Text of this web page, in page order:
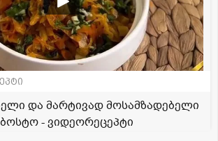
და მარტივად მოსამზადებელი
- ვიდეორეცეპტი